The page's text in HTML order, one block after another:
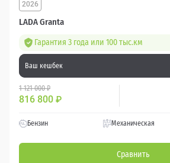
LADA Granta
2026
Гарантия 3 года или 100 тыс.км
Ваш кешбек
1 121 000 ₽
816 800 ₽
Бензин Механическая
Сравнить